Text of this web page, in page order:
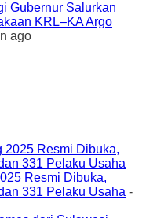
Gubernur Salurkan
KRL–KA Argo
ago
Resmi Dibuka,
331 Pelaku Usaha -